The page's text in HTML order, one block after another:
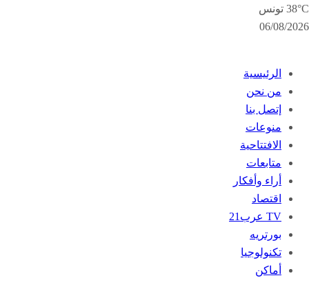
38°C تونس
06/08/2026
الرئيسية
من نحن
إتصل بنا
منوعات
الافتتاحية
متابعات
أراء وأفكار
اقتصاد
TV عرب21
بورتريه
تكنولوجيا
أماكن